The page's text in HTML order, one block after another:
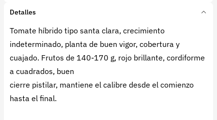
Detalles
Tomate híbrido tipo santa clara, crecimiento
indeterminado, planta de buen vigor, cobertura y
cuajado. Frutos de 140-170 g, rojo brillante, cordiforme
a cuadrados, buen
cierre pistilar, mantiene el calibre desde el comienzo
hasta el final.